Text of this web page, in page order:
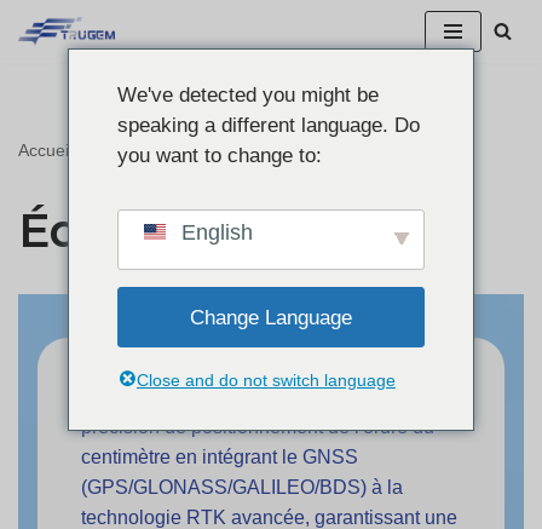
Accueil Équipement RTK
Équipement RTK
L'équipement TruGem RTK offre une
précision de positionnement de l'ordre du
centimètre en intégrant le GNSS
(GPS/GLONASS/GALILEO/BDS) à la
technologie RTK avancée, garantissant une
We've detected you might be
speaking a different language. Do
you want to change to:
English
Change Language
Close and do not switch language